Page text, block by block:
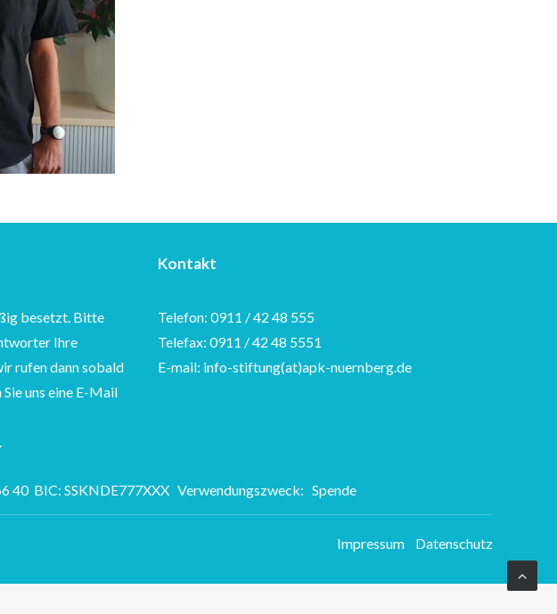
besetzt. Bitte
Ihre
rufen dann sobald
uns eine E-Mail
Kontakt
Telefon: 0911 / 42 48 555
Telefax: 0911 / 42 48 5551
E-mail: info-stiftung(at)apk-nuernberg.de
40 BIC: SSKNDE777XXX Verwendungszweck: Spende
Impressum Datenschutz